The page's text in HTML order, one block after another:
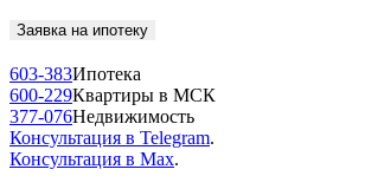
Заявка на ипотеку
603-383Ипотека
600-229Квартиры в МСК
377-076Недвижимость
Консультация в Telegram.
Консультация в Max.